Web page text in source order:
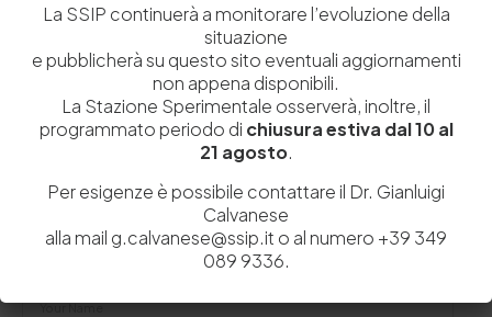
Lascia un commento
Il tuo indirizzo email non sarà pubblicato. I campi obbligatori sono
contrassegnati*
La SSIP continuerà a monitorare l’evoluzione della
situazione
e pubblicherà su questo sito eventuali aggiornamenti
non appena disponibili.
La Stazione Sperimentale osserverà, inoltre, il
programmato periodo di chiusura estiva dal 10 al
21 agosto.
Per esigenze è possibile contattare il Dr. Gianluigi
Calvanese
alla mail g.calvanese@ssip.it o al numero +39 349
089 9336.